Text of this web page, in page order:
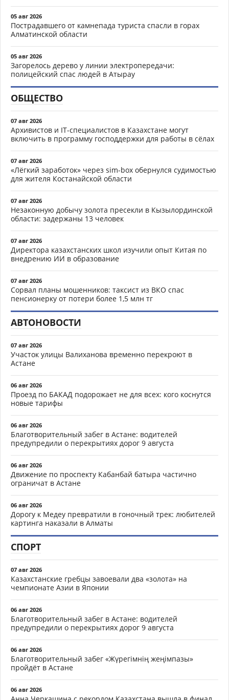
05 авг 2026
Пострадавшего от камнепада туриста спасли в горах
Алматинской области
05 авг 2026
Загорелось дерево у линии электропередачи:
полицейский спас людей в Атырау
ОБЩЕСТВО
07 авг 2026
Архивистов и IT-специалистов в Казахстане могут
включить в программу господдержки для работы в сёлах
07 авг 2026
«Лёгкий заработок» через sim-box обернулся судимостью
для жителя Костанайской области
07 авг 2026
Незаконную добычу золота пресекли в Кызылординской
области: задержаны 13 человек
07 авг 2026
Директора казахстанских школ изучили опыт Китая по
внедрению ИИ в образование
07 авг 2026
Сорвал планы мошенников: таксист из ВКО спас
пенсионерку от потери более 1,5 млн тг
АВТОНОВОСТИ
07 авг 2026
Участок улицы Валиханова временно перекроют в
Астане
06 авг 2026
Проезд по БАКАД подорожает не для всех: кого коснутся
новые тарифы
06 авг 2026
Благотворительный забег в Астане: водителей
предупредили о перекрытиях дорог 9 августа
06 авг 2026
Движение по проспекту Кабанбай батыра частично
ограничат в Астане
06 авг 2026
Дорогу к Медеу превратили в гоночный трек: любителей
картинга наказали в Алматы
СПОРТ
07 авг 2026
Казахстанские гребцы завоевали два «золота» на
чемпионате Азии в Японии
06 авг 2026
Благотворительный забег в Астане: водителей
предупредили о перекрытиях дорог 9 августа
06 авг 2026
Благотворительный забег «Жүрегімнің жеңімпазы»
пройдёт в Астане
06 авг 2026